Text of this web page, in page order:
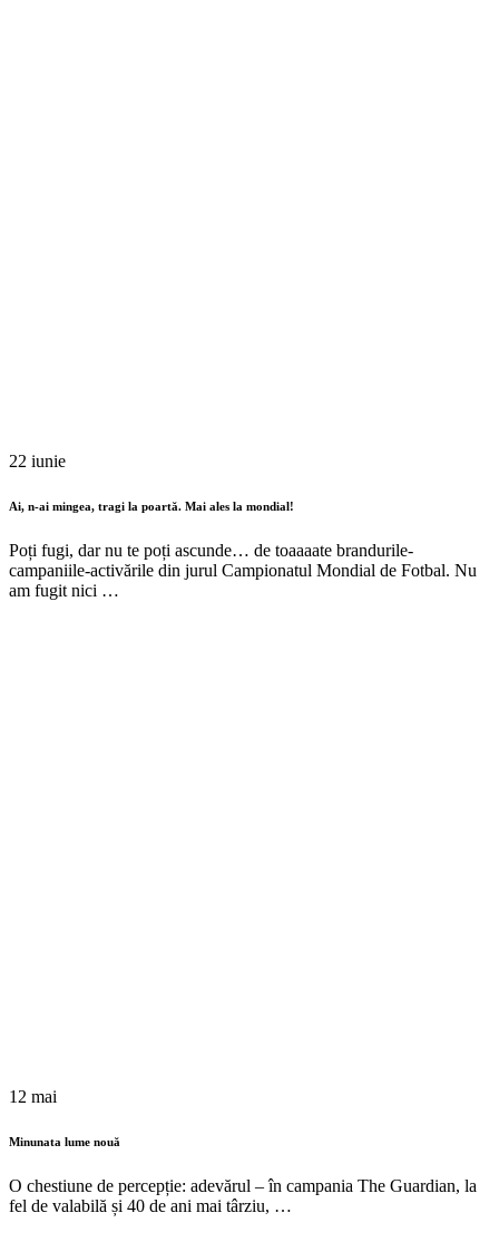
22 iunie
Ai, n-ai mingea, tragi la poartă. Mai ales la mondial!
Poți fugi, dar nu te poți ascunde… de toaaaate brandurile-
campaniile-activările din jurul Campionatul Mondial de Fotbal. Nu
am fugit nici …
12 mai
Minunata lume nouă
O chestiune de percepție: adevărul – în campania The Guardian, la
fel de valabilă și 40 de ani mai târziu, …